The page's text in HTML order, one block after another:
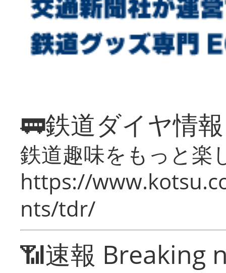
🚃鉄道ダイヤ情
鉄道趣味をもっと楽
https://
nts/tdr/
📶速報 Breaking